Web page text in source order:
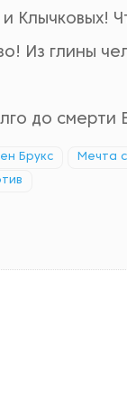
Из глины
до смерти
Брукс Мечта